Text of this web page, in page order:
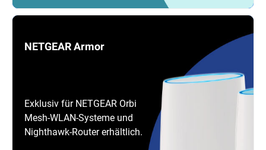
NETGEAR Armor
Exklusiv für NETGEAR Orbi
Mesh-WLAN-Systeme und
Nighthawk-Router erhältlich.